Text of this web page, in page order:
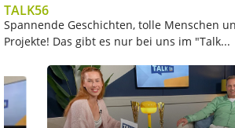
TALK56
Spannende Geschichten, tolle Menschen
Projekte! Das gibt es nur bei uns im "Talk...